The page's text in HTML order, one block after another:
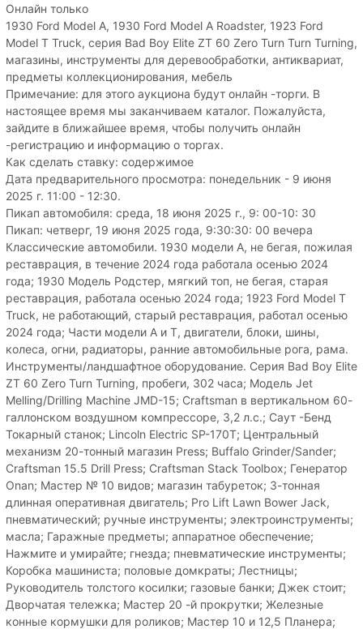
Онлайн только
1930 Ford Model A, 1930 Ford Model A Roadster, 1923 Ford
Model T Truck, серия Bad Boy Elite ZT 60 Zero Turn Turn Turning,
магазины, инструменты для деревообработки, антиквариат,
предметы коллекционирования, мебель
Примечание: для этого аукциона будут онлайн -торги. В
настоящее время мы заканчиваем каталог. Пожалуйста,
зайдите в ближайшее время, чтобы получить онлайн
-регистрацию и информацию о торгах.
Как сделать ставку: содержимое
Дата предварительного просмотра: понедельник - 9 июня
2025 г. 11:00 - 12:30.
Пикап автомобиля: среда, 18 июня 2025 г., 9: 00-10: 30
Пикап: четверг, 19 июня 2025 года, 9:30:30: 00 вечера
Классические автомобили. 1930 модели А, не бегая, пожилая
реставрация, в течение 2024 года работала осенью 2024
года; 1930 Модель Родстер, мягкий топ, не бегая, старая
реставрация, работала осенью 2024 года; 1923 Ford Model T
Truck, не работающий, старый реставрация, работал осенью
2024 года; Части модели А и Т, двигатели, блоки, шины,
колеса, огни, радиаторы, ранние автомобильные рога, рама.
Инструменты/ландшафтное оборудование. Серия Bad Boy Elite
ZT 60 Zero Turn Turning, пробеги, 302 часа; Модель Jet
Melling/Drilling Machine JMD-15; Craftsman в вертикальном 60-
галлонском воздушном компрессоре, 3,2 л.с.; Саут -Бенд
Токарный станок; Lincoln Electric SP-170T; Центральный
механизм 20-тонный магазин Press; Buffalo Grinder/Sander;
Craftsman 15.5 Drill Press; Craftsman Stack Toolbox; Генератор
Onan; Мастер № 10 видов; магазин табуреток; 3-тонная
длинная оперативная двигатель; Pro Lift Lawn Bower Jack,
пневматический; ручные инструменты; электроинструменты;
масла; Гаражные предметы; аппаратное обеспечение;
Нажмите и умирайте; гнезда; пневматические инструменты;
Коробка машиниста; половые домкраты; Лестницы;
Руководитель толстого косилки; газовые банки; Джек стоит;
Дворчатая тележка; Мастер 20 -й прокрутки; Железные
конные кормушки для роликов; Мастер 10 и 12,5 Планера;